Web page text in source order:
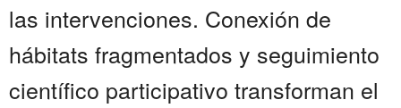
las intervenciones. Conexión de
hábitats fragmentados y seguimiento
científico participativo transforman el